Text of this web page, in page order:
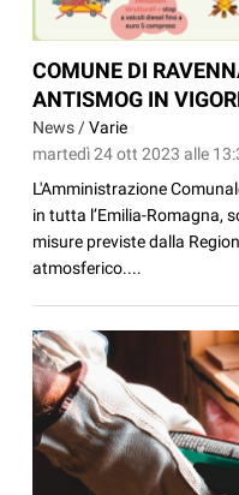
COMUNE DI
ANTISMOG IN
News /Varie
martedì 24 ott 2023 alle
L'Amministrazione
in tutta l’Emilia-Romagna,
misure previste dalla
atmosferico....